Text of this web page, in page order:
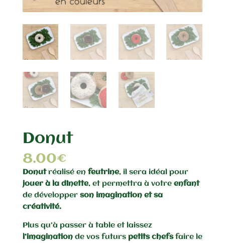
Donut
8.00€
Donut réalisé en feutrine, il sera idéal pour
jouer à la dînette, et permettra à votre enfant
de développer son imagination et sa
créativité.
Plus qu’à passer à table et laissez
l’imaginationde vos futurs petits chefsfaire le